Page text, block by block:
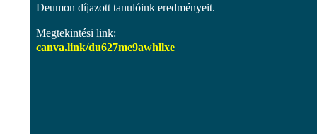
Deumon díjazott tanulóink eredményeit.
Megtekintési link:
canva.link/du627me9awhllxe